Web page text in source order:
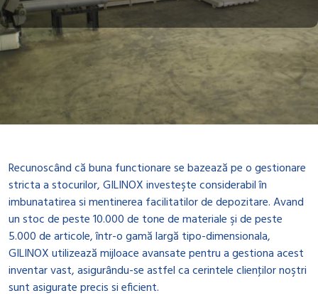
Recunoscând că buna functionare se bazează pe o gestionare
stricta a stocurilor, GILINOX investeşte considerabil în
imbunatatirea si mentinerea facilitatilor de depozitare. Avand
un stoc de peste 10.000 de tone de materiale şi de peste
5.000 de articole, într-o gamă largă tipo-dimensionala,
GILINOX utilizează mijloace avansate pentru a gestiona acest
inventar vast, asigurându-se astfel ca cerintele clienţilor noştri
sunt asigurate precis si eficient.